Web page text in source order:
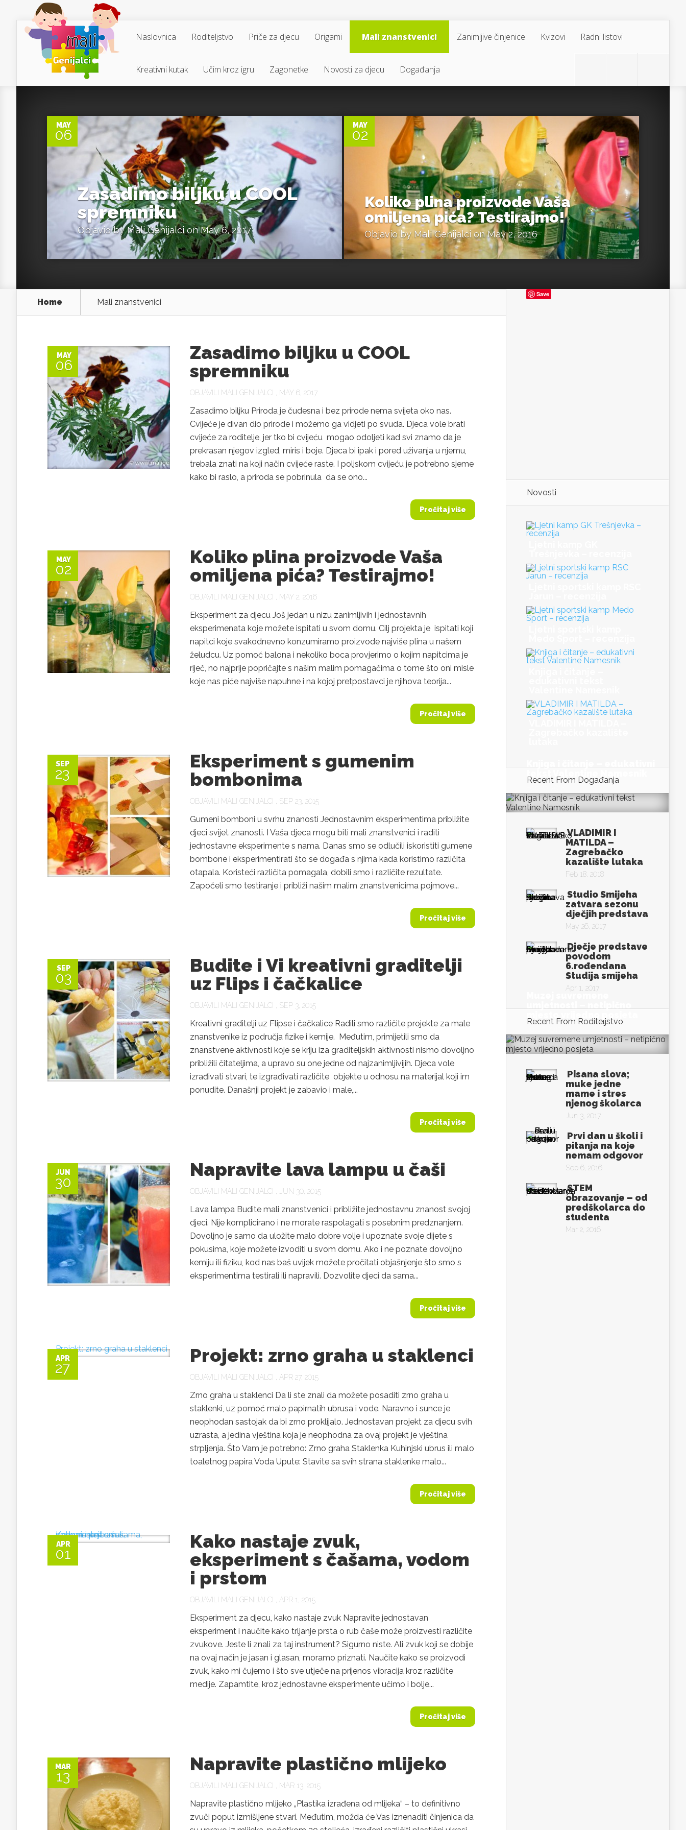
Naslovnica Roditeljstvo Priče za djecu Origami Mali znanstvenici Zanimljive činjenice Kvizovi Radni listovi
Kreativni kutak Učim kroz igru Zagonetke Novosti za djecu Događanja
MAY
06
Zasadimo biljku u COOL
spremniku
Objavio byMali Genijalcion May 6, 2017
MAY
02
Koliko plina proizvode Vaša
omiljena pića? Testirajmo!
Objavio by Mali Genijalci on May 2, 2016
Home Mali znanstvenici
MAY
06
Zasadimo biljku u COOL
spremniku
OBJAVILI MALI GENIJALCI , MAY 6, 2017
Zasadimo biljku Priroda je čudesna i bez prirode nema svijeta oko nas.
Cvijeće je divan dio prirode i možemo ga vidjeti po svuda. Djeca vole brati
cvijeće za roditelje, jer tko bi cvijeću mogao odoljeti kad svi znamo da je
prekrasan njegov izgled, miris i boje. Djeca bi ipak i pored uživanja u njemu,
trebala znati na koji način cvijeće raste. I poljskom cvijeću je potrebno sjeme
kako bi raslo, a priroda se pobrinula da se ono...
Pročitaj više
MAY
02
Koliko plina proizvode Vaša
omiljena pića? Testirajmo!
OBJAVILI MALI GENIJALCI , MAY 2, 2016
Eksperiment za djecu Još jedan u nizu zanimljivih i jednostavnih
eksperimenata koje možete ispitati u svom domu. Cilj projekta je ispitati koji
napitci koje svakodnevno konzumiramo proizvode najviše plina u našem
želudcu. Uz pomoć balona i nekoliko boca provjerimo o kojim napitcima je
riječ, no najprije popričajte s našim malim pomagačima o tome što oni misle
koje nas piće najviše napuhne i na kojoj pretpostavci je njihova teorija...
Pročitaj više
SEP
23
Eksperiment s gumenim
bombonima
OBJAVILI MALI GENIJALCI , SEP 23, 2015
Gumeni bomboni u svrhu znanosti Jednostavnim eksperimentima približite
djeci svijet znanosti. I Vaša djeca mogu biti mali znanstvenici i raditi
jednostavne eksperimente s nama. Danas smo se odlučili iskoristiti gumene
bombone i eksperimentirati što se događa s njima kada koristimo različita
otapala. Koristeći različita pomagala, dobili smo i različite rezultate.
Započeli smo testiranje i približi našim malim znanstvenicima pojmove...
Pročitaj više
SEP
03
Budite i Vi kreativni graditelji
uz Flips i čačkalice
OBJAVILI MALI GENIJALCI , SEP 3, 2015
Kreativni graditelji uz Flipse i čačkalice Radili smo različite projekte za male
znanstvenike iz područja fizike i kemije. Međutim, primijetili smo da
znanstvene aktivnosti koje se kriju iza graditeljskih aktivnosti nismo dovoljno
približili čitateljima, a upravo su one jedne od najzanimljivijih. Djeca vole
izrađivati stvari, te izgrađivati različite objekte u odnosu na materijal koji im
ponudite. Današnji projekt je zabavio i male,...
Pročitaj više
JUN
30
Napravite lava lampu u čaši
OBJAVILI MALI GENIJALCI , JUN 30, 2015
Lava lampa Budite mali znanstvenici i približite jednostavnu znanost svojoj
djeci. Nije komplicirano i ne morate raspolagati s posebnim predznanjem.
Dovoljno je samo da uložite malo dobre volje i upoznate svoje dijete s
pokusima, koje možete izvoditi u svom domu. Ako i ne poznate dovoljno
kemiju ili fiziku, kod nas baš uvijek možete pročitati objašnjenje što smo s
eksperimentima testirali ili napravili. Dozvolite djeci da sama...
Pročitaj više
APR
27
Projekt: zrno graha u staklenci
OBJAVILI MALI GENIJALCI , APR 27, 2015
Zrno graha u staklenci Da li ste znali da možete posaditi zrno graha u
staklenki, uz pomoć malo papirnatih ubrusa i vode. Naravno i sunce je
neophodan sastojak da bi zrno proklijalo. Jednostavan projekt za djecu svih
uzrasta, a jedina vještina koja je neophodna za ovaj projekt je vještina
strpljenja. Što Vam je potrebno: Zrno graha Staklenka Kuhinjski ubrus ili malo
toaletnog papira Voda Upute: Stavite sa svih strana staklenke malo...
Pročitaj više
APR
01
Kako nastaje zvuk,
eksperiment s čašama, vodom
i prstom
OBJAVILI MALI GENIJALCI , APR 1, 2015
Eksperiment za djecu, kako nastaje zvuk Napravite jednostavan
eksperiment i naučite kako trljanje prsta o rub čaše može proizvesti različite
zvukove. Jeste li znali za taj instrument? Sigurno niste. Ali zvuk koji se dobije
na ovaj način je jasan i glasan, moramo priznati. Naučite kako se proizvodi
zvuk, kako mi čujemo i što sve utječe na prijenos vibracija kroz različite
medije. Zapamtite, kroz jednostavne eksperimente učimo i bolje...
Pročitaj više
MAR
13
Napravite plastično mlijeko
OBJAVILI MALI GENIJALCI , MAR 13, 2015
Napravite plastično mlijeko „Plastika izrađena od mlijeka“ – to definitivno
zvuči poput izmišljene stvari. Međutim, možda će Vas iznenaditi činjenica da
Save
Novosti
Recent From Događanja
VLADIMIR I
MATILDA –
Zagrebačko
kazalište lutaka
Feb 18, 2018
Studio Smijeha
zatvara sezonu
dječjih predstava
May 26, 2017
Dječje predstave
povodom
6.rođendana
Studija smijeha
Apr 1, 2017
Recent From Roditeljstvo
Muzej suvremene
Pisana slova;
muke jedne
mame i stres
njenog školarca
Jun 3, 2017
Prvi dan u školi i
pitanja na koje
nemam odgovor
Sep 6, 2016
STEM
obrazovanje – od
predškolarca do
studenta
Mar 2, 2016